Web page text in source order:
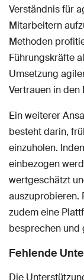
Verständnis für
Mitarbeitern
Methoden
Führungskräfte
Umsetzung
Vertrauen in den
Ein weiterer
besteht darin,
einzuholen.
einbezogen
wertgeschätzt
auszuprobieren.
zudem eine
besprechen und
Fehlende
Die